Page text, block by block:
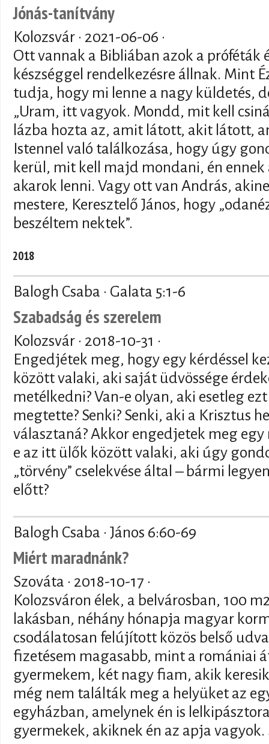
Jónás-tanítvány
Kolozsvár · 2021-06-06 ·
Ott vannak a Bibliában azok a próféták
készséggel rendelkezésre állnak. Mint
tudja, hogy mi lenne a nagy küldetés,
„Uram, itt vagyok. Mondd, mit kell
lázba hozta az, amit látott, akit látott,
Istennel való találkozása, hogy úgy
kerül, mit kell majd mondani, én
akarok lenni. Vagy ott van András,
mestere, Keresztelő János, hogy
beszéltem nektek”.
2018
Balogh Csaba · Galata 5:1-6
Szabadság és szerelem
Kolozsvár · 2018-10-31 ·
Engedjétek meg, hogy egy kérdéssel
között valaki, aki saját üdvössége
metélkedni? Van-e olyan, aki esetleg
megtette? Senki? Senki, aki a Krisztus
választaná? Akkor engedjetek meg
e az itt ülők között valaki, aki úgy
„törvény” cselekvése által – bármi
előtt?
Balogh Csaba · János 6:60-69
Miért maradnánk?
Szováta · 2018-10-17 ·
Kolozsváron élek, a belvárosban, 100
lakásban, néhány hónapja magyar
csodálatosan felújított közös belső
fizetésem magasabb, mint a romániai
gyermekem, két nagy fiam, akik
még nem találták meg a helyüket az
egyházban, amelynek én is
gyermekek, akiknek én az apja vagyok.